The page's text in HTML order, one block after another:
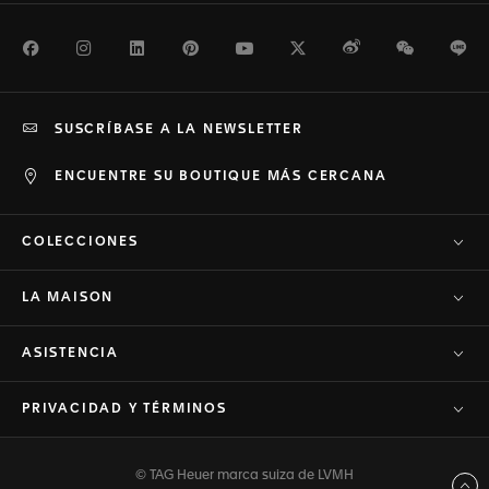
FacebookInstagramLinkedInPinterestYoutubeTwitterWeiboWeChat
ENCUENTRE SU BOUTIQUE MÁS CERCANA
SUSCRÍBASE A LA NEWSLETTER
COLECCIONES
LA MAISON
ASISTENCIA
PRIVACIDAD Y TÉRMINOS
© TAG Heuer marca suiza de LVMH